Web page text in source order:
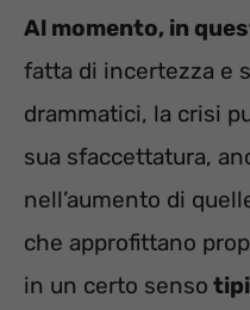
Al momento, in
fatta di incertezza e
drammatici, la crisi
sua sfaccettatura,
nell’aumento di
che approfittano
in un certo senso